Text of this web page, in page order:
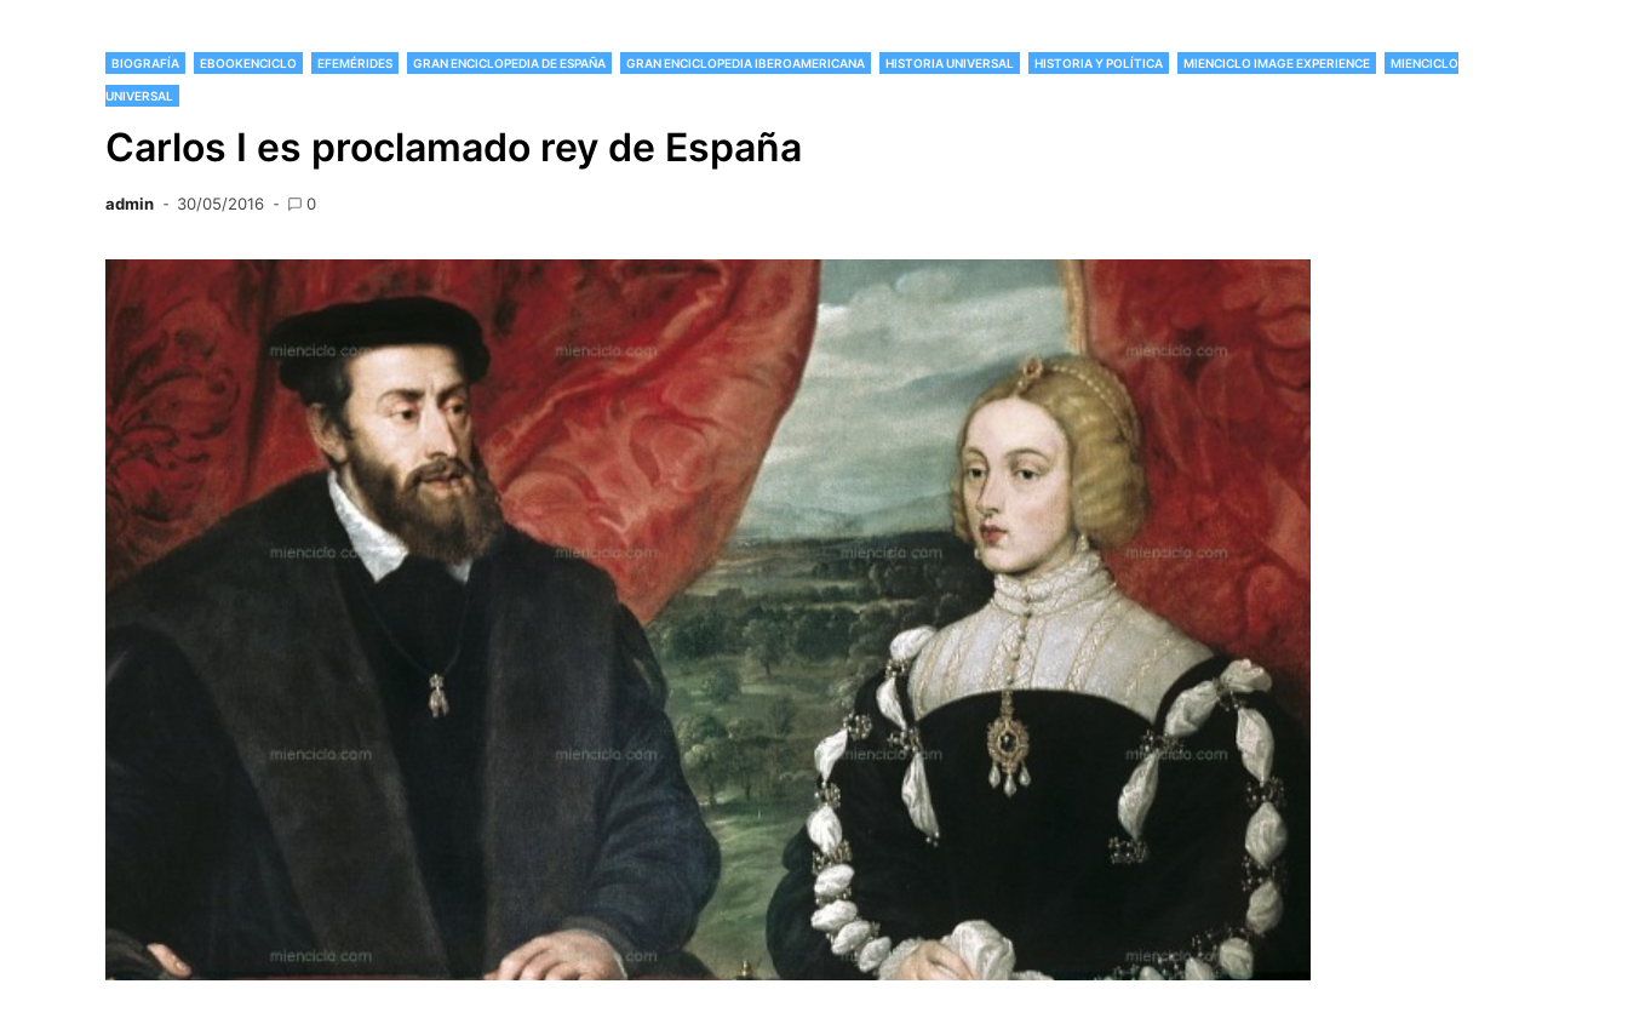
BIOGRAFÍA EBOOKENCICLO EFEMÉRIDES GRAN ENCICLOPEDIA DE ESPAÑA GRAN ENCICLOPEDIA IBEROAMERICANA HISTORIA UNIVERSAL HISTORIA Y POLÍTICA MIENCICLO IMAGE EXPERIENCE MIENCICLO
UNIVERSAL
Carlos I es proclamado rey de España
admin 30/05/2016 0